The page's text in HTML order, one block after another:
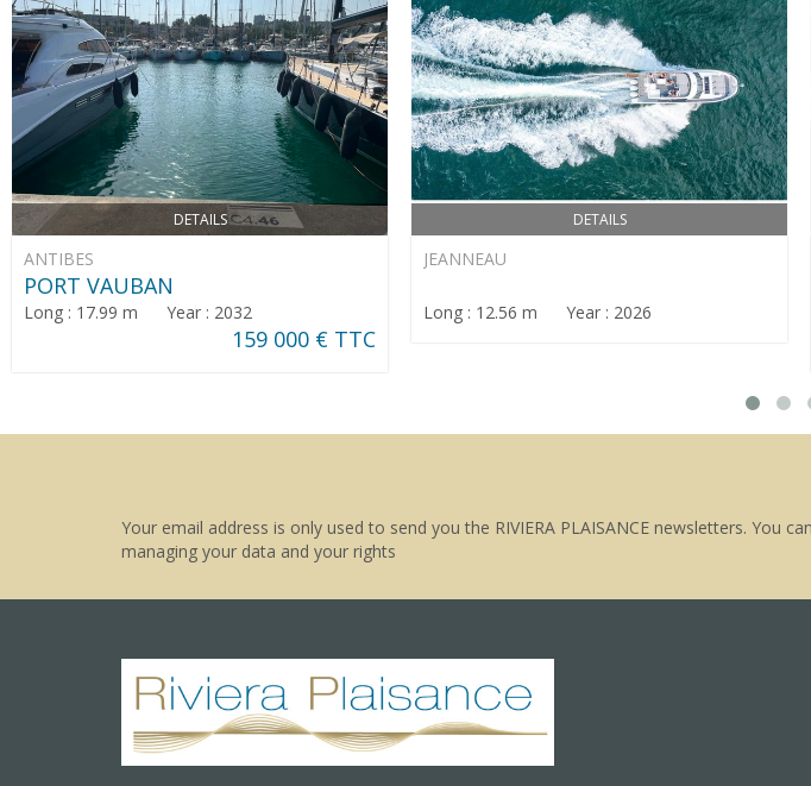
DETAILS
ANTIBES
PORT VAUBAN
Long : 17.99 m Year : 2032
159 000 € TTC
DETAILS
JEANNEAU
Long : 12.56 m Year : 2026
Your email address is only used to send you the RIVIERA PLAISANCE newsletters. You
managing your data and your rights